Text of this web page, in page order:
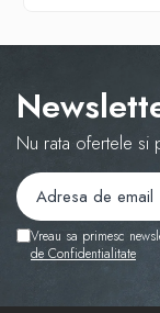
Nu rata ofertele si
Vreau sa primesc
de Confidentialitate